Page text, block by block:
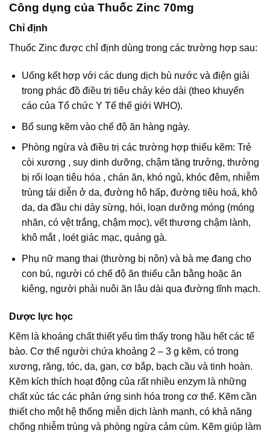
Công dụng của Thuốc Zinc 70mg
Chỉ định
Thuốc Zinc được chỉ định dùng trong các trường hợp sau:
Uống kết hợp với các dung dịch bù nước và điện giải
trong phác đồ điều trị tiêu chảy kéo dài (theo khuyến
cáo của Tổ chức Y Tế thế giới WHO).
Bổ sung kẽm vào chế độ ăn hàng ngày.
Phòng ngừa và điều trị các trường hợp thiếu kẽm: Trẻ
còi xương , suy dinh dưỡng, chậm tăng trưởng, thường
bị rối loạn tiêu hóa , chán ăn, khó ngủ, khóc đêm, nhiễm
trùng tái diễn ở da, đường hô hấp, đường tiêu hoá, khô
da, da đầu chi dày sừng, hói, loạn dưỡng móng (móng
nhăn, có vệt trắng, chậm mọc), vết thương chậm lành,
khô mắt , loét giác mạc, quáng gà.
Phụ nữ mang thai (thường bị nôn) và bà mẹ đang cho
con bú, người có chế độ ăn thiếu cân bằng hoặc ăn
kiêng, người phải nuôi ăn lâu dài qua đường tĩnh mạch.
Dược lực học
Kẽm là khoáng chất thiết yếu tìm thấy trong hầu hết các tế
bào. Cơ thể người chứa khoảng 2 – 3 g kẽm, có trong
xương, răng, tóc, da, gan, cơ bắp, bạch cầu và tinh hoàn.
Kẽm kích thích hoạt động của rất nhiều enzym là những
chất xúc tác các phản ứng sinh hóa trong cơ thể. Kẽm cần
thiết cho một hệ thống miễn dịch lành mạnh, có khả năng
chống nhiễm trùng và phòng ngừa cảm cúm. Kẽm giúp làm